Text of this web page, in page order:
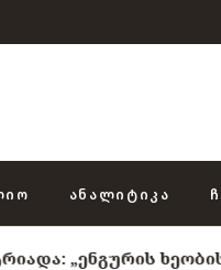
ᲐᲜᲐᲚᲘᲢᲘᲙᲐ
ხეობის საგა“›